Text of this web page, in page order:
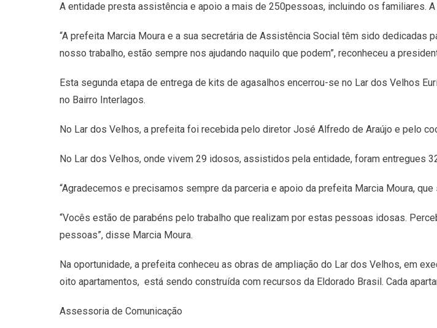
A entidade presta assistência e apoio a mais de 250pessoas, incluindo os familiares.
“A prefeita Marcia Moura e a sua secretária de Assistência Social têm sido dedicadas
nosso trabalho, estão sempre nos ajudando naquilo que podem”, reconheceu a
Esta segunda etapa de entrega de kits de agasalhos encerrou-se no Lar dos Velhos
no Bairro Interlagos.
No Lar dos Velhos, a prefeita foi recebida pelo diretor José Alfredo de Araújo e pelo
No Lar dos Velhos, onde vivem 29 idosos, assistidos pela entidade, foram entregues
“Agradecemos e precisamos sempre da parceria e apoio da prefeita Marcia Moura,
“Vocês estão de parabéns pelo trabalho que realizam por estas pessoas idosas.
pessoas”, disse Marcia Moura.
Na oportunidade, a prefeita conheceu as obras de ampliação do Lar dos Velhos, em
oito apartamentos, está sendo construída com recursos da Eldorado Brasil. Cada
Assessoria de Comunicação